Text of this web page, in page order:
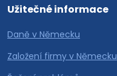
Užitečné informace
Daně v Německu
Založení firmy v Německu